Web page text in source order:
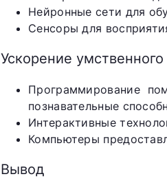
Нейронные сети для
Сенсоры для
Ускорение умственного
Программирование
познавательные
Интерактивные
Компьютеры
Вывод